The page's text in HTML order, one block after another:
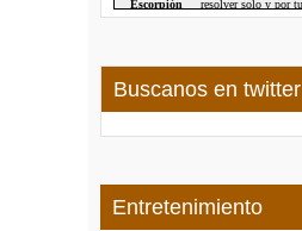
Buscanos en twitter
Entretenimiento